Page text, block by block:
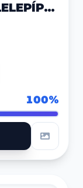
PAVIMENTAÇÃO A PARELELEPÍPEDO
100%